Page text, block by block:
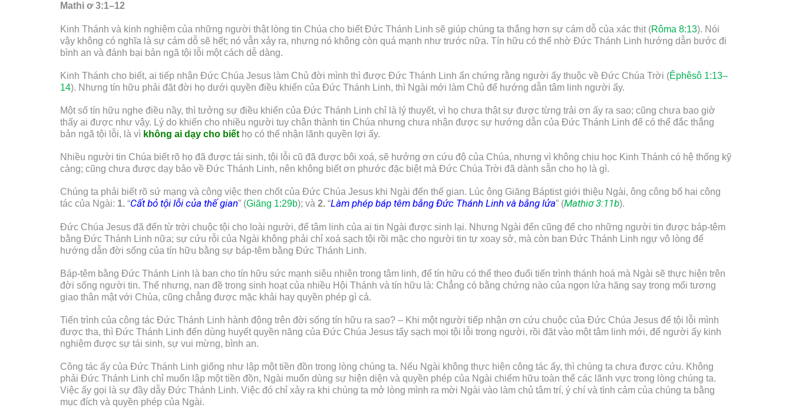
Mathi ơ 3:1–12
Kinh Thánh và kinh nghiệm của những người thật lòng tin Chúa cho biết Đức Thánh Linh sẽ giúp chúng ta thắng hơn sự cám dỗ của xác thịt (Rôma 8:13). Nói
vậy không có nghĩa là sự cám dỗ sẽ hết; nó vẫn xảy ra, nhưng nó không còn quá mạnh như trước nữa. Tín hữu có thể nhờ Đức Thánh Linh hướng dẫn bước đi
bình an và đánh bại bản ngã tội lỗi một cách dễ dàng.
Kinh Thánh cho biết, ai tiếp nhận Đức Chúa Jesus làm Chủ đời mình thì được Đức Thánh Linh ấn chứng rằng người ấy thuộc về Đức Chúa Trời (Êphêsô 1:13–
14). Nhưng tín hữu phải đặt đời họ dưới quyền điều khiển của Đức Thánh Linh, thì Ngài mới làm Chủ để hướng dẫn tâm linh người ấy.
Một số tín hữu nghe điều nầy, thì tưởng sự điều khiển của Đức Thánh Linh chỉ là lý thuyết, vì họ chưa thật sự được từng trải ơn ấy ra sao; cũng chưa bao giờ
thấy ai được như vậy. Lý do khiến cho nhiều người tuy chân thành tin Chúa nhưng chưa nhận được sự hướng dẫn của Đức Thánh Linh để có thể đắc thắng
bản ngã tội lỗi, là vì không ai dạy cho biết họ có thể nhận lãnh quyền lợi ấy.
Nhiều người tin Chúa biết rõ họ đã được tái sinh, tội lỗi cũ đã được bôi xoá, sẽ hưởng ơn cứu độ của Chúa, nhưng vì không chịu học Kinh Thánh có hệ thống kỹ
càng; cũng chưa được dạy bảo về Đức Thánh Linh, nên không biết ơn phước đặc biệt mà Đức Chúa Trời đã dành sẵn cho họ là gì.
Chúng ta phải biết rõ sứ mạng và công việc then chốt của Đức Chúa Jesus khi Ngài đến thế gian. Lúc ông Giăng Báptist giới thiệu Ngài, ông công bố hai công
tác của Ngài: 1. “Cất bỏ tội lỗi của thế gian” (Giăng 1:29b); và 2. “Làm phép báp têm bằng Đức Thánh Linh và bằng lửa” (Mathiơ 3:11b).
Đức Chúa Jesus đã đến từ trời chuộc tội cho loài người, để tâm linh của ai tin Ngài được sinh lại. Nhưng Ngài đến cũng để cho những người tin được báp-têm
bằng Đức Thánh Linh nữa; sự cứu rỗi của Ngài không phải chỉ xoá sạch tội rồi mặc cho người tin tự xoay sở, mà còn ban Đức Thánh Linh ngự vô lòng để
hướng dẫn đời sống của tín hữu bằng sự báp-têm bằng Đức Thánh Linh.
Báp-têm bằng Đức Thánh Linh là ban cho tín hữu sức mạnh siêu nhiên trong tâm linh, để tín hữu có thể theo đuổi tiến trình thánh hoá mà Ngài sẽ thực hiện trên
đời sống người tin. Thế nhưng, nan đề trong sinh hoạt của nhiều Hội Thánh và tín hữu là: Chẳng có bằng chứng nào của ngọn lửa hăng say trong mối tương
giao thân mật với Chúa, cũng chẳng được mặc khải hay quyền phép gì cả.
Tiến trình của công tác Đức Thánh Linh hành động trên đời sống tín hữu ra sao? – Khi một người tiếp nhận ơn cứu chuộc của Đức Chúa Jesus để tội lỗi mình
được tha, thì Đức Thánh Linh đến dùng huyết quyền năng của Đức Chúa Jesus tẩy sạch mọi tội lỗi trong người, rồi đặt vào một tâm linh mới, để người ấy kinh
nghiệm được sự tái sinh, sự vui mừng, bình an.
Công tác ấy của Đức Thánh Linh giống như lập một tiền đồn trong lòng chúng ta. Nếu Ngài không thực hiện công tác ấy, thì chúng ta chưa được cứu. Không
phải Đức Thánh Linh chỉ muốn lập một tiền đồn, Ngài muốn dùng sự hiện diện và quyền phép của Ngài chiếm hữu toàn thể các lãnh vực trong lòng chúng ta.
Việc ấy gọi là sự đầy dẫy Đức Thánh Linh. Việc đó chỉ xảy ra khi chúng ta mở lòng mình ra mời Ngài vào làm chủ tâm trí, ý chí và tình cảm của chúng ta bằng
mục đích và quyền phép của Ngài.